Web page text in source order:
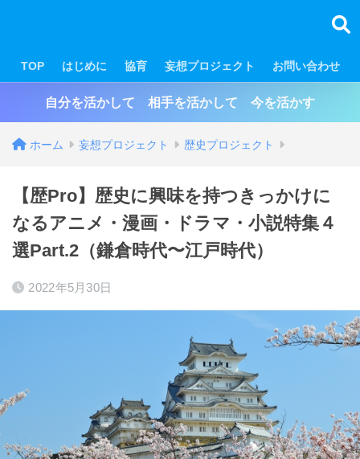
TOP はじめに 協育 妄想プロジェクト お問い合わせ
自分を活かして 相手を活かして 今を活かす
ホーム 妄想プロジェクト 歴史プロジェクト
【歴Pro】歴史に興味を持つきっかけに
なるアニメ・漫画・ドラマ・小説特集４
選Part.2（鎌倉時代〜江戸時代）
2022年5月30日